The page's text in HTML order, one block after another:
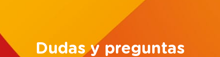
Dudas y preguntas